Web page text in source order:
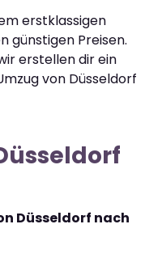
erstklassigen
günstigen Preisen.
erstellen dir ein
von Düsseldorf
Düsseldorf nach